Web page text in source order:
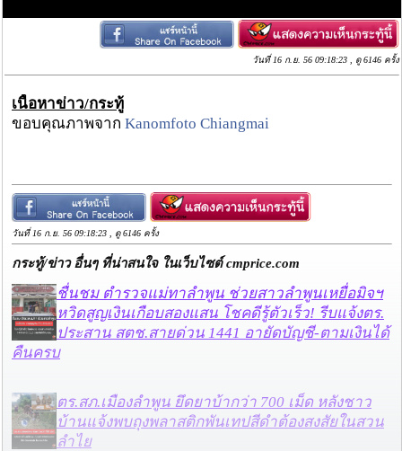
วันที่ 16 ก.ย. 56 09:18:23 , ดู 6146 ครั้ง
เนื้อหาข่าว/กระทู้
ขอบคุณภาพจาก Kanomfoto Chiangmai
วันที่ 16 ก.ย. 56 09:18:23 , ดู 6146 ครั้ง
กระทู้/ข่าว อื่นๆ ที่น่าสนใจ ในเว็บไซต์ cmprice.com
ชื่นชม ตำรวจแม่ทาลำพูน ช่วยสาวลำพูนเหยื่อมิจฯ
หวิดสูญเงินเกือบสองแสน โชคดีรู้ตัวเร็ว! รีบแจ้งตร.
ประสาน สตช.สายด่วน 1441 อายัดบัญชี-ตามเงินได้
คืนครบ
ตร.สภ.เมืองลำพูน ยึดยาบ้ากว่า 700 เม็ด หลังชาว
บ้านแจ้งพบถุงพลาสติกพันเทปสีดำต้องสงสัยในสวน
ลำไย